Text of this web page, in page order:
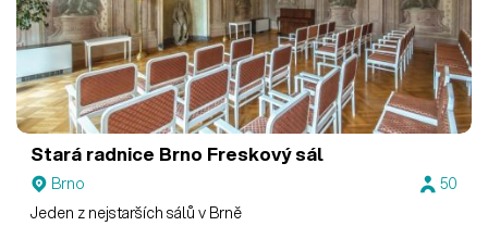
Stará radnice Brno Freskový sál
Brno
50
Jeden z nejstarších sálů v Brně